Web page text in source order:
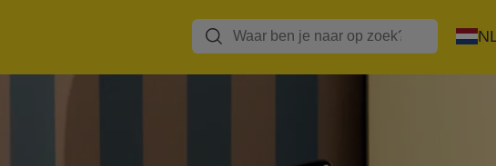
Lijmpistolen/Lijm Blindklinknagels